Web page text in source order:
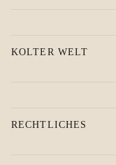
KOLTER WELT
RECHTLICHES